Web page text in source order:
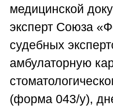
медицинской
эксперт Союза
судебных
амбулаторную
(форма 043/у),